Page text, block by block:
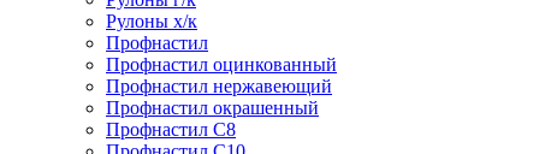
Рулоны х/к
Профнастил
Профнастил оцинкованный
Профнастил нержавеющий
Профнастил окрашенный
Профнастил С8